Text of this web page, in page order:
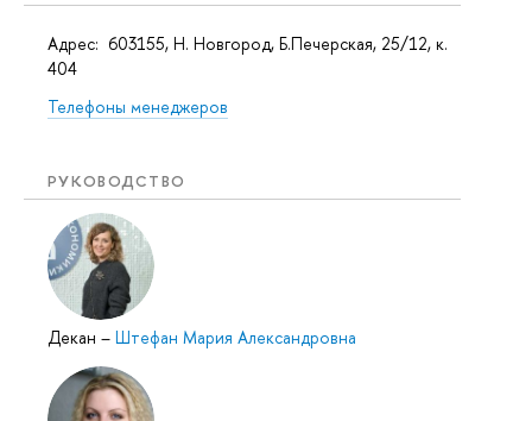
Адрес: 603155, Н. Новгород, Б.Печерская, 25/12, к.
404
Телефоны менеджеров
РУКОВОДСТВО
Декан – Штефан Мария Александровна